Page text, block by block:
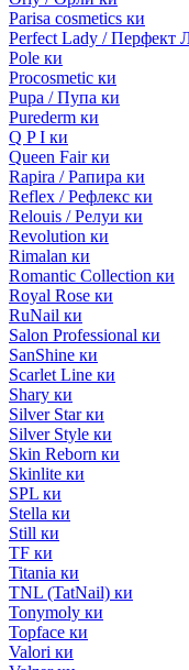
Parisa cosmetics ки
Perfect Lady / Перфект
Pole ки
Procosmetic ки
Pupa / Пупа ки
Purederm ки
Q P I ки
Queen Fair ки
Rapira / Рапира ки
Reflex / Рефлекс ки
Relouis / Релуи ки
Revolution ки
Rimalan ки
Romantic Collection ки
Royal Rose ки
RuNail ки
Salon Professional ки
SanShine ки
Scarlet Line ки
Shary ки
Silver Star ки
Silver Style ки
Skin Reborn ки
Skinlite ки
SPL ки
Stella ки
Still ки
TF ки
Titania ки
TNL (TatNail) ки
Tonymoly ки
Topface ки
Valori ки